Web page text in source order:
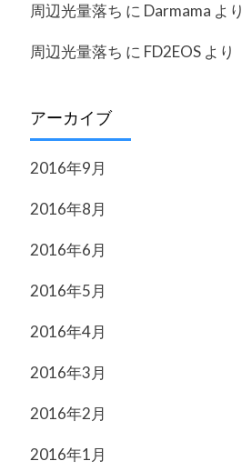
周辺光量落ち に Darmama より
周辺光量落ち に FD2EOS より
アーカイブ
2016年9月
2016年8月
2016年6月
2016年5月
2016年4月
2016年3月
2016年2月
2016年1月